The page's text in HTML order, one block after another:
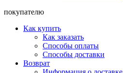
покупателю
Как купить
Как заказать
Способы оплаты
Способы доставки
Возврат